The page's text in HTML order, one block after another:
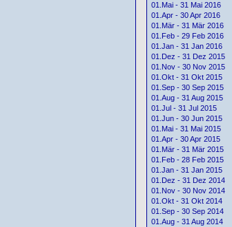
01.Mai - 31 Mai 2016
01.Apr - 30 Apr 2016
01.Mär - 31 Mär 2016
01.Feb - 29 Feb 2016
01.Jan - 31 Jan 2016
01.Dez - 31 Dez 2015
01.Nov - 30 Nov 2015
01.Okt - 31 Okt 2015
01.Sep - 30 Sep 2015
01.Aug - 31 Aug 2015
01.Jul - 31 Jul 2015
01.Jun - 30 Jun 2015
01.Mai - 31 Mai 2015
01.Apr - 30 Apr 2015
01.Mär - 31 Mär 2015
01.Feb - 28 Feb 2015
01.Jan - 31 Jan 2015
01.Dez - 31 Dez 2014
01.Nov - 30 Nov 2014
01.Okt - 31 Okt 2014
01.Sep - 30 Sep 2014
01.Aug - 31 Aug 2014